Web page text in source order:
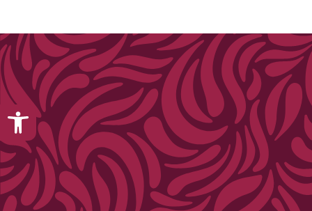
Open toolbar